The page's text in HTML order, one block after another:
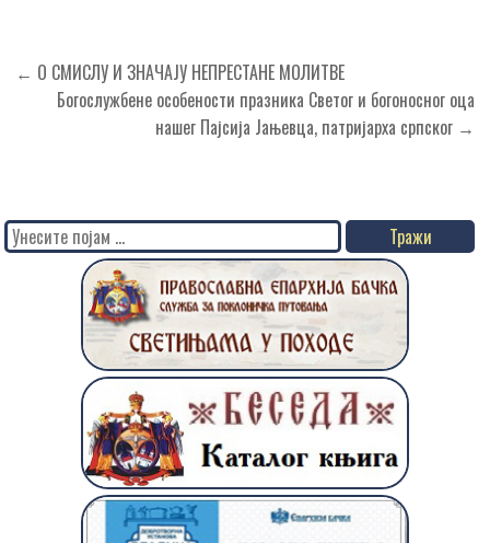
Кретање
чланка
← О СМИСЛУ И ЗНАЧАЈУ НЕПРЕСТАНЕ МОЛИТВЕ
Богослужбене особености празника Светог и богоносног оца
нашег Пајсија Јањевца, патријарха српског →
Search
for: